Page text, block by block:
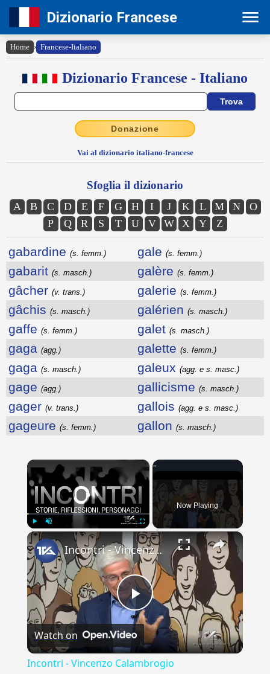
Dizionario Francese
Home › Francese-Italiano
Dizionario Francese - Italiano
Donazione
Vai al dizionario italiano-francese
Sfoglia il dizionario
A B C D E F G H I J K L M N
O
P
Q R S T U V W X Y Z
gabardine (s. femm.) gale (s. femm.)
gabarit (s. masch.) galère (s. femm.)
gâcher (v. trans.) galerie (s. femm.)
gâchis (s. masch.) galérien (s. masch.)
gaffe (s. femm.) galet (s. masch.)
gaga (agg.) galette (s. femm.)
gaga (s. masch.) galeux (agg. e s. masc.)
gage (agg.) gallicisme (s. masch.)
gager (v. trans.) gallois (agg. e s. masc.)
gageure (s. femm.) gallon (s. masch.)
×
Play Fullscreen
Now Playing
×
Play
Video
Incontri - Vincenzo Calambrogio
Watch on
Incontri - Vincenzo Calambrogio